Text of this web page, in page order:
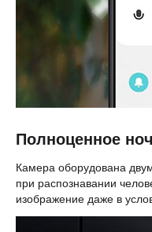
Полноценное
Камера оборудована
при распознавании
изображение даже в